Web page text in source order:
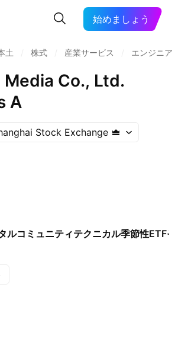
始めましょう
土 株式 産業サービス エンジニ
Media Co., Ltd.
A
Stock Exchange
ルコミュニティテクニカル季節性ETF